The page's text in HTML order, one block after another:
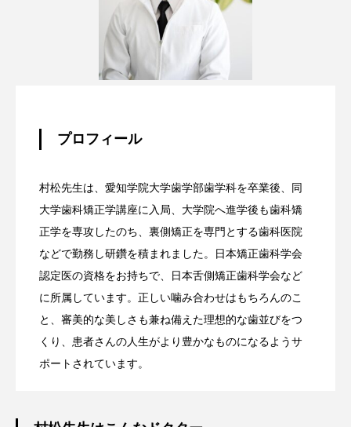
プロフィール
村松先生は、愛知学院大学歯学部歯学科を卒業後、同
大学歯科矯正学講座に入局、大学院へ進学後も歯科矯
正学を専攻したのち、裏側矯正を専門とする歯科医院
などで勤務し研鑽を積まれました。日本矯正歯科学会
認定医の資格をお持ちで、日本舌側矯正歯科学会など
に所属しています。正しい噛み合わせはもちろんのこ
と、審美的な美しさも兼ね備えた理想的な歯並びをつ
くり、患者さんの人生がより豊かなものになるようサ
ポートされています。